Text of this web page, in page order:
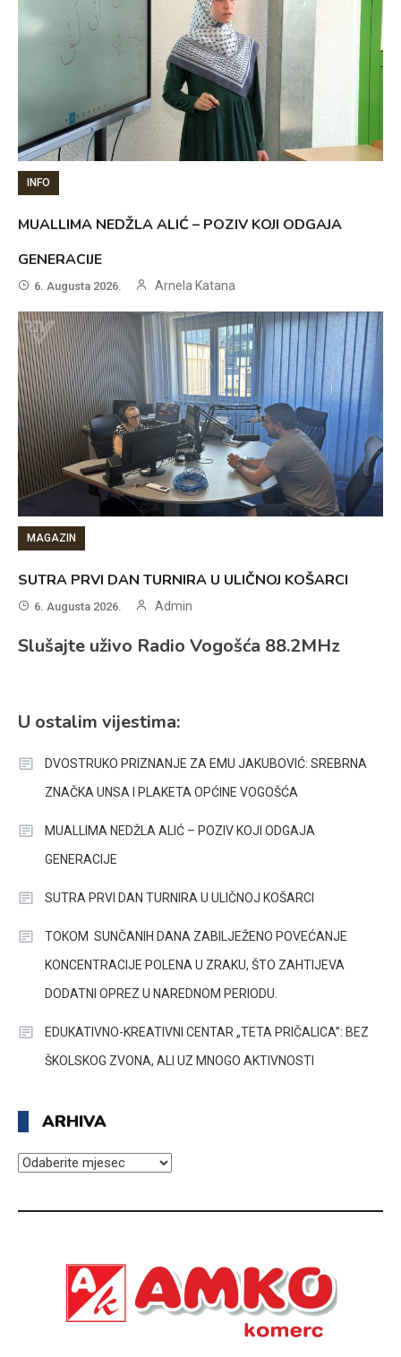
INFO
MUALLIMA NEDŽLA ALIĆ – POZIV KOJI ODGAJA
GENERACIJE
6. Augusta 2026. Arnela Katana
MAGAZIN
SUTRA PRVI DAN TURNIRA U ULIČNOJ KOŠARCI
6. Augusta 2026. Admin
Slušajte uživo Radio Vogošća 88.2MHz
U ostalim vijestima:
DVOSTRUKO PRIZNANJE ZA EMU JAKUBOVIĆ: SREBRNA
ZNAČKA UNSA I PLAKETA OPĆINE VOGOŠĆA
MUALLIMA NEDŽLA ALIĆ – POZIV KOJI ODGAJA
GENERACIJE
SUTRA PRVI DAN TURNIRA U ULIČNOJ KOŠARCI
TOKOM SUNČANIH DANA ZABILJEŽENO POVEĆANJE
KONCENTRACIJE POLENA U ZRAKU, ŠTO ZAHTIJEVA
DODATNI OPREZ U NAREDNOM PERIODU.
EDUKATIVNO-KREATIVNI CENTAR „TETA PRIČALICA”: BEZ
ŠKOLSKOG ZVONA, ALI UZ MNOGO AKTIVNOSTI
ARHIVA
ARHIVA